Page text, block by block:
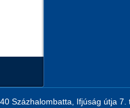
Százhalombatta, Ifjúság útja